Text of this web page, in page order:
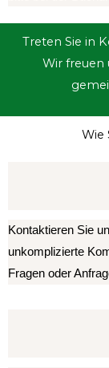
Treten Sie in
Wir freuen
Wie
Kontaktieren Sie
unkomplizierte
Fragen oder